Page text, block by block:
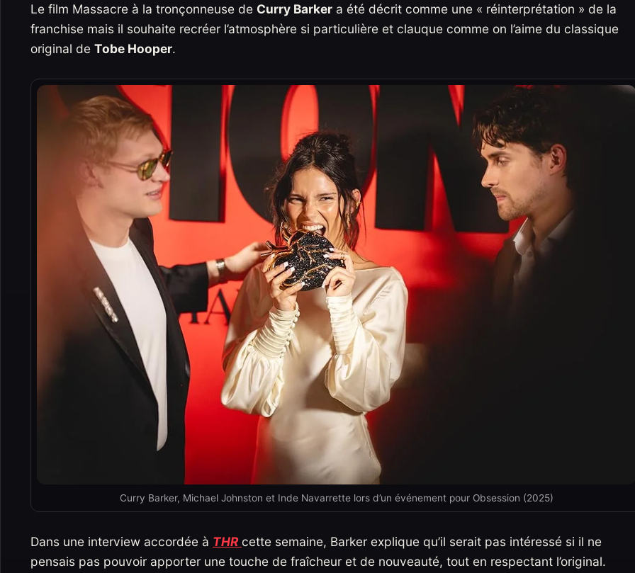
Le film Massacre à la tronçonneuse de Curry Barker a été décrit comme une « réinterprétation » de la
franchise mais il souhaite recréer l’atmosphère si particulière et clauque comme on l’aime du classique
original de Tobe Hooper.
Curry Barker, Michael Johnston et Inde Navarrette lors d’un événement pour Obsession (2025)
Dans une interview accordée à THR cette semaine, Barker explique qu’il serait pas intéressé si il ne
pensais pas pouvoir apporter une touche de fraîcheur et de nouveauté, tout en respectant l’original.